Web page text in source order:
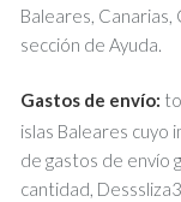
Baleares,
sección de Ayuda.
Gastos de envío:
islas Baleares cuyo
de gastos de envío
cantidad,